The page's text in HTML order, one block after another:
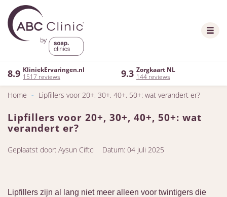
8.9 KliniekErvaringen.nl
1517 reviews
9.3 Zorgkaart NL
144 reviews
Home - Lipfillers voor 20+, 30+, 40+, 50+: wat verandert er?
Lipfillers voor 20+, 30+, 40+, 50+: wat
verandert er?
Geplaatst door: Aysun Ciftci Datum: 04 juli 2025
Lipfillers zijn al lang niet meer alleen voor twintigers die